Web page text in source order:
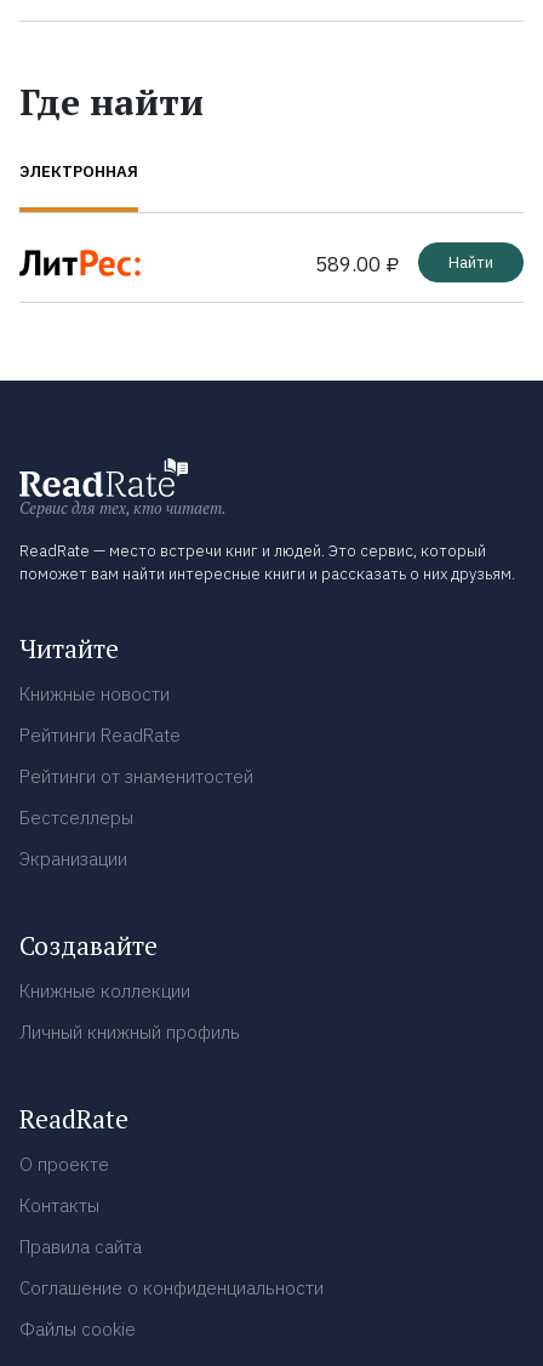
Где найти
ЭЛЕКТРОННАЯ
589.00 ₽ Найти
Сервис для тех, кто читает.
ReadRate — место встречи книг и людей. Это сервис, который
поможет вам найти интересные книги и рассказать о них друзьям.
Читайте
Книжные новости
Рейтинги ReadRate
Рейтинги от знаменитостей
Бестселлеры
Экранизации
Создавайте
Книжные коллекции
Личный книжный профиль
ReadRate
О проекте
Контакты
Правила сайта
Соглашение о конфиденциальности
Файлы cookie